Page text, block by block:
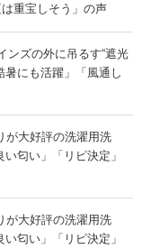
重宝しそう」の声
ンズの外に吊るす“遮光
にも活躍」「風通し
が大好評の洗濯用洗
匂い」「リピ決定」
が大好評の洗濯用洗
匂い」「リピ決定」